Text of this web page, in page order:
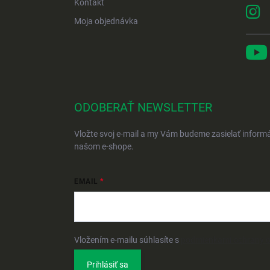
Kontakt
Moja objednávka
ODOBERAŤ NEWSLETTER
Vložte svoj e-mail a my Vám budeme zasielať
našom e-shope.
EMAIL
Vložením e-mailu súhlasíte s
Prihlásiť sa